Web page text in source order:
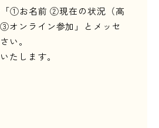
「①お名前 ②現在の状況（高
オンライン参加」とメッセ
い。
たします。